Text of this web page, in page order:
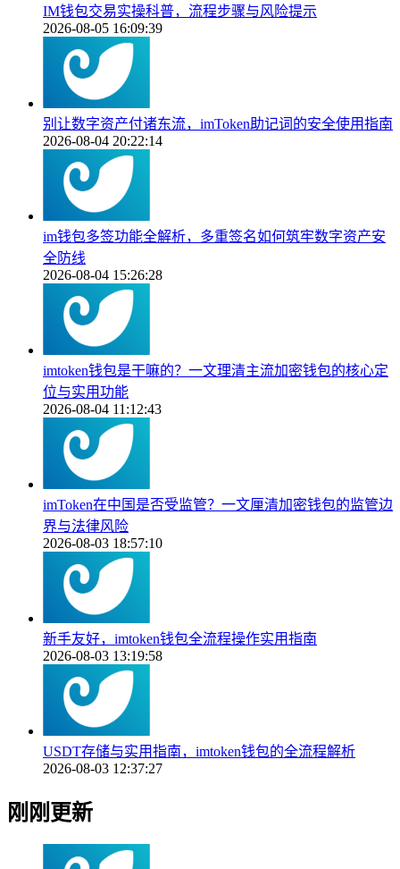
IM钱包交易实操科普，流程步骤与风险提示
2026-08-05 16:09:39
别让数字资产付诸东流，imToken助记词的安全使用指南
2026-08-04 20:22:14
im钱包多签功能全解析，多重签名如何筑牢数字资产安
全防线
2026-08-04 15:26:28
imtoken钱包是干嘛的？一文理清主流加密钱包的核心定
位与实用功能
2026-08-04 11:12:43
imToken在中国是否受监管？一文厘清加密钱包的监管边
界与法律风险
2026-08-03 18:57:10
新手友好，imtoken钱包全流程操作实用指南
2026-08-03 13:19:58
USDT存储与实用指南，imtoken钱包的全流程解析
2026-08-03 12:37:27
刚刚更新